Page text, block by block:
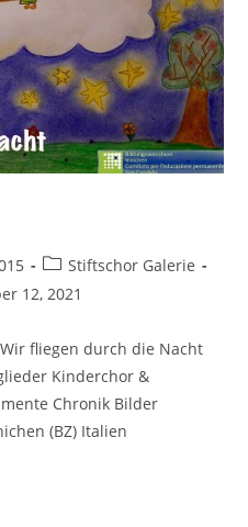
Stiftschor Galerie
12, 2021
fliegen durch die Nacht
Kinderchor &
Chronik Bilder
(BZ) Italien